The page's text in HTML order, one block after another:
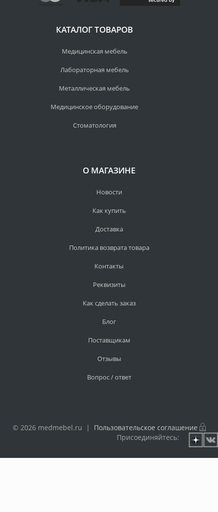
КАТАЛОГ ТОВАРОВ
Медицинская мебель
Лабораторная мебель
Металлическая мебель
Медицинское оборудование
Стоматология
О МАГАЗИНЕ
Новости
Как купить
Доставка
Политика возврата товара
Контакты
Реквизиты
Как сделать заказ
Блог
Поставщикам
Отзывы
Вопрос / ответ
© 2026 medmebel.ru | Пользовательское соглашение
Присоединяйтесь: